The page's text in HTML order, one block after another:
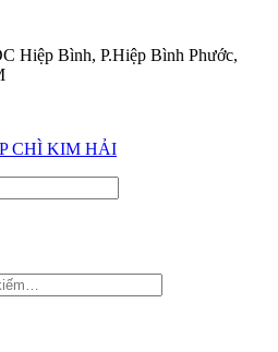
Hiệp Bình, P.Hiệp Bình Phước,